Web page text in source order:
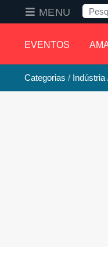
EVENTOS
MENU
Categorias Indústria